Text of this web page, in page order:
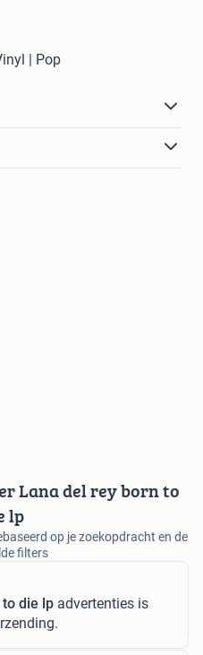
| Pop
Lana del rey born to
lp
op je zoekopdracht en de
filters
die lp advertenties is